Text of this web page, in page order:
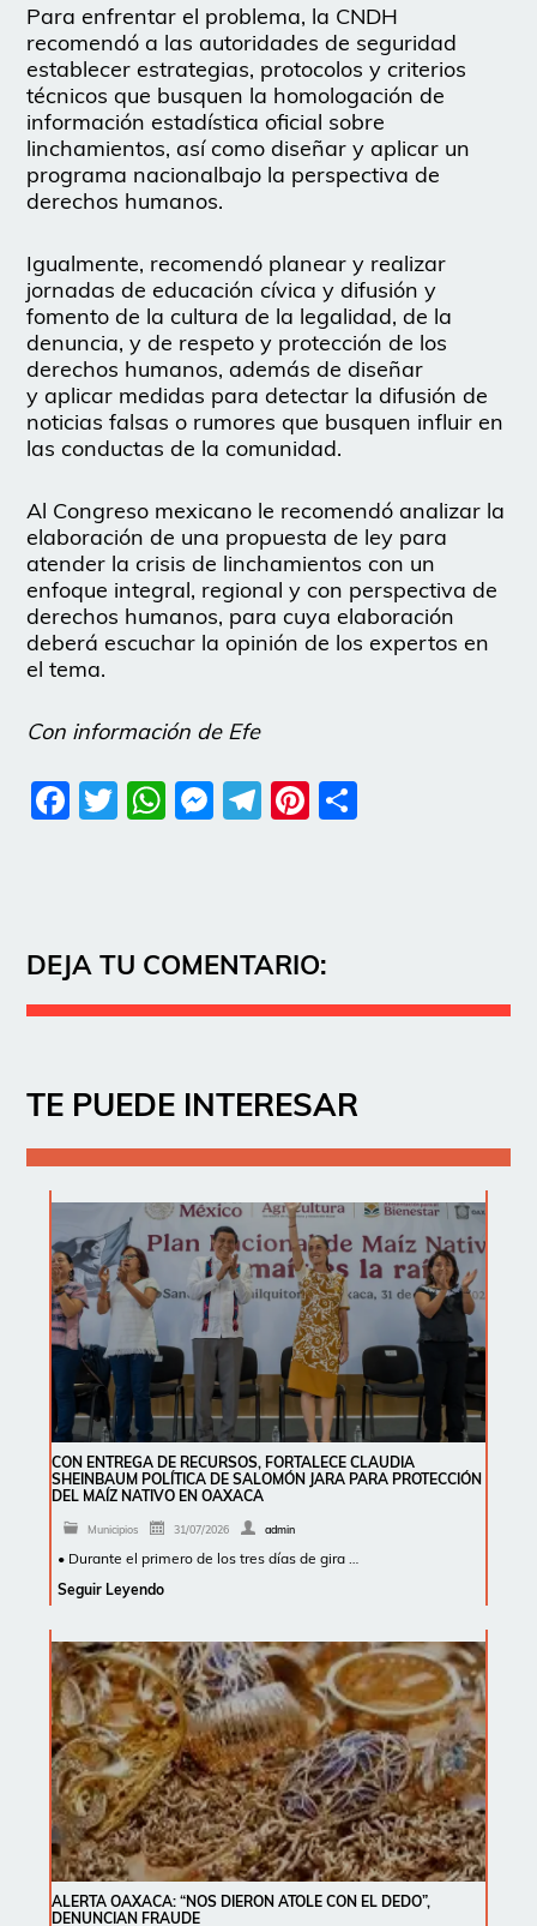
Para enfrentar el problema, la CNDH
recomendó a las autoridades de seguridad
establecer estrategias, protocolos y criterios
técnicos que busquen la homologación de
información estadística oficial sobre
linchamientos, así como diseñar y aplicar un
programa nacionalbajo la perspectiva de
derechos humanos.
Igualmente, recomendó planear y realizar
jornadas de educación cívica y difusión y
fomento de la cultura de la legalidad, de la
denuncia, y de respeto y protección de los
derechos humanos, además de diseñar
y aplicar medidas para detectar la difusión de
noticias falsas o rumores que busquen influir en
las conductas de la comunidad.
Al Congreso mexicano le recomendó analizar la
elaboración de una propuesta de ley para
atender la crisis de linchamientos con un
enfoque integral, regional y con perspectiva de
derechos humanos, para cuya elaboración
deberá escuchar la opinión de los expertos en
el tema.
Con información de Efe
Facebook
Twitter
WhatsApp
Messenger
Telegram
Pinterest
DEJA TU COMENTARIO:
TE PUEDE INTERESAR
CON ENTREGA DE RECURSOS, FORTALECE CLAUDIA
SHEINBAUM POLÍTICA DE SALOMÓN JARA PARA PROTECCIÓN
DEL MAÍZ NATIVO EN OAXACA
Municipios 31/07/2026 admin
• Durante el primero de los tres días de gira …
Seguir Leyendo
ALERTA OAXACA: “NOS DIERON ATOLE CON EL DEDO”,
DENUNCIAN FRAUDE